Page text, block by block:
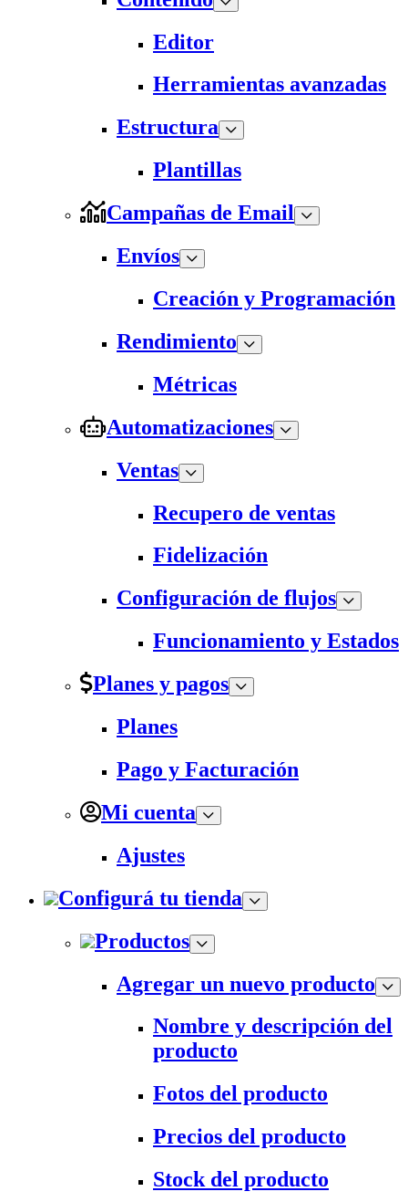
Editor
Herramientas avanzadas
Estructura
Plantillas
Campañas de Email
Envíos
Creación y Programación
Rendimiento
Métricas
Automatizaciones
Ventas
Recupero de ventas
Fidelización
Configuración de flujos
Funcionamiento y Estados
Planes y pagos
Planes
Pago y Facturación
Mi cuenta
Ajustes
Configurá tu tienda
Productos
Agregar un nuevo producto
Nombre y descripción del
producto
Fotos del producto
Precios del producto
Stock del producto